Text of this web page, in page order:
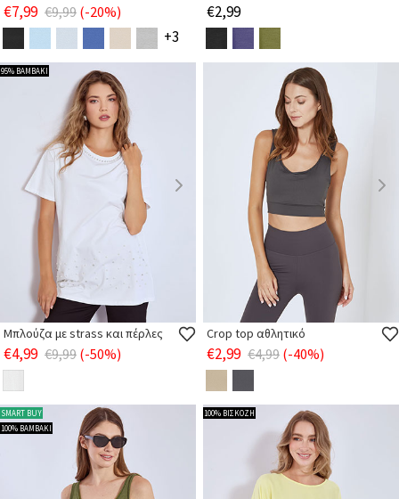
€7,99 €9,99 (-20%)
+3
€2,99
95% ΒΑΜΒΑΚΙ
Μπλούζα με strass και πέρλες
€4,99 €9,99 (-50%)
Crop top αθλητικό
€2,99 €4,99 (-40%)
SMART BUY
100% ΒΑΜΒΑΚΙ
100% ΒΙΣΚΟΖΗ